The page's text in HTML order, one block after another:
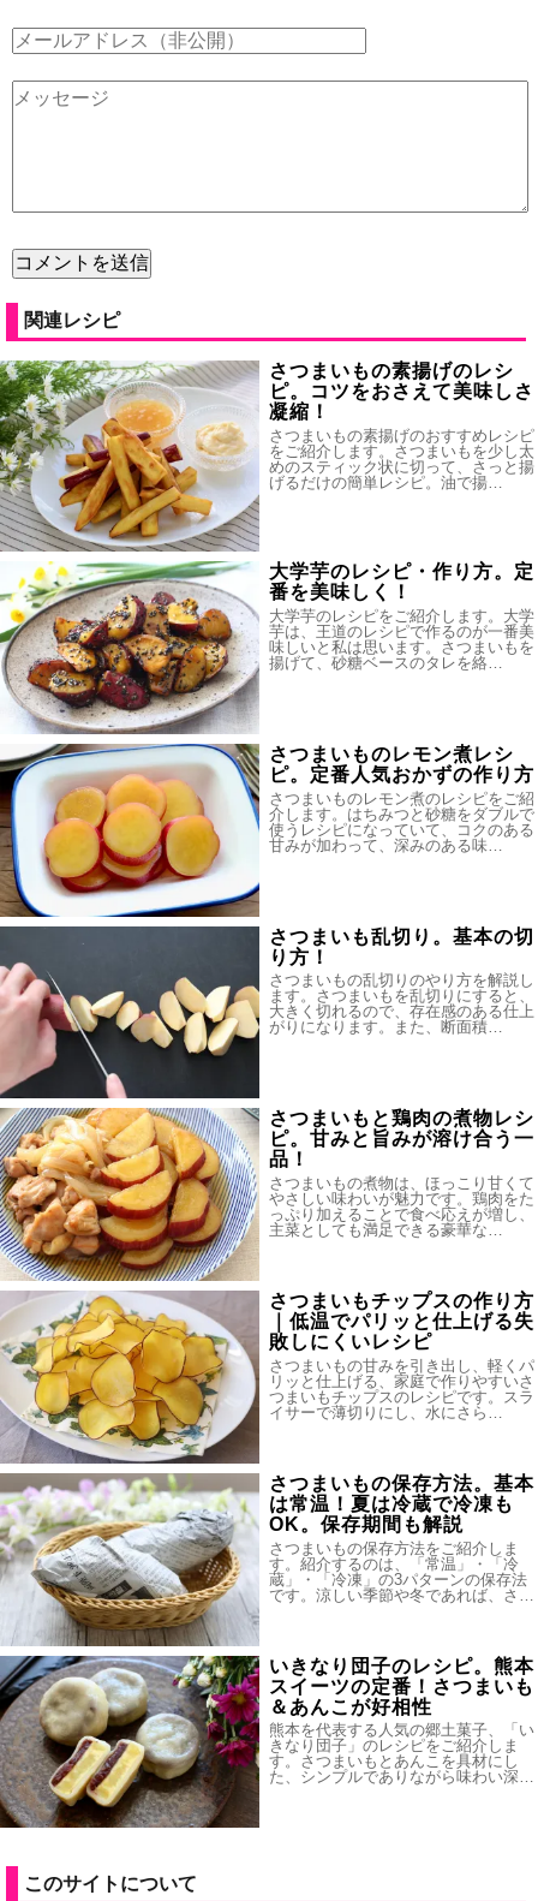
関連レシピ
さつまいもの素揚げのレシ
ピ。コツをおさえて美味しさ
凝縮！
さつまいもの素揚げのおすすめレシピ
をご紹介します。さつまいもを少し太
めのスティック状に切って、さっと揚
げるだけの簡単レシピ。油で揚…
大学芋のレシピ・作り方。定
番を美味しく！
大学芋のレシピをご紹介します。大学
芋は、王道のレシピで作るのが一番美
味しいと私は思います。さつまいもを
揚げて、砂糖ベースのタレを絡…
さつまいものレモン煮レシ
ピ。定番人気おかずの作り方
さつまいものレモン煮のレシピをご紹
介します。はちみつと砂糖をダブルで
使うレシピになっていて、コクのある
甘みが加わって、深みのある味…
さつまいも乱切り。基本の切
り方！
さつまいもの乱切りのやり方を解説し
ます。さつまいもを乱切りにすると、
大きく切れるので、存在感のある仕上
がりになります。また、断面積…
さつまいもと鶏肉の煮物レシ
ピ。甘みと旨みが溶け合う一
品！
さつまいもの煮物は、ほっこり甘くて
やさしい味わいが魅力です。鶏肉をた
っぷり加えることで食べ応えが増し、
主菜としても満足できる豪華な…
さつまいもチップスの作り方
｜低温でパリッと仕上げる失
敗しにくいレシピ
さつまいもの甘みを引き出し、軽くパ
リッと仕上げる、家庭で作りやすいさ
つまいもチップスのレシピです。スラ
イサーで薄切りにし、水にさら…
さつまいもの保存方法。基本
は常温！夏は冷蔵で冷凍も
OK。保存期間も解説
さつまいもの保存方法をご紹介しま
す。紹介するのは、「常温」・「冷
蔵」・「冷凍」の3パターンの保存法
です。涼しい季節や冬であれば、さ…
いきなり団子のレシピ。熊本
スイーツの定番！さつまいも
＆あんこが好相性
熊本を代表する人気の郷土菓子、「い
きなり団子」のレシピをご紹介しま
す。さつまいもとあんこを具材にし
た、シンプルでありながら味わい深…
このサイトについて